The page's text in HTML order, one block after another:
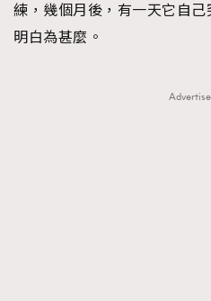
練，幾個月後，有一天它自
明白為甚麼。